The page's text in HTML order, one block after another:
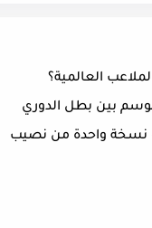
العالمية؟
بين بطل الدوري
الملكي، و نسخة واحدة من نصيب